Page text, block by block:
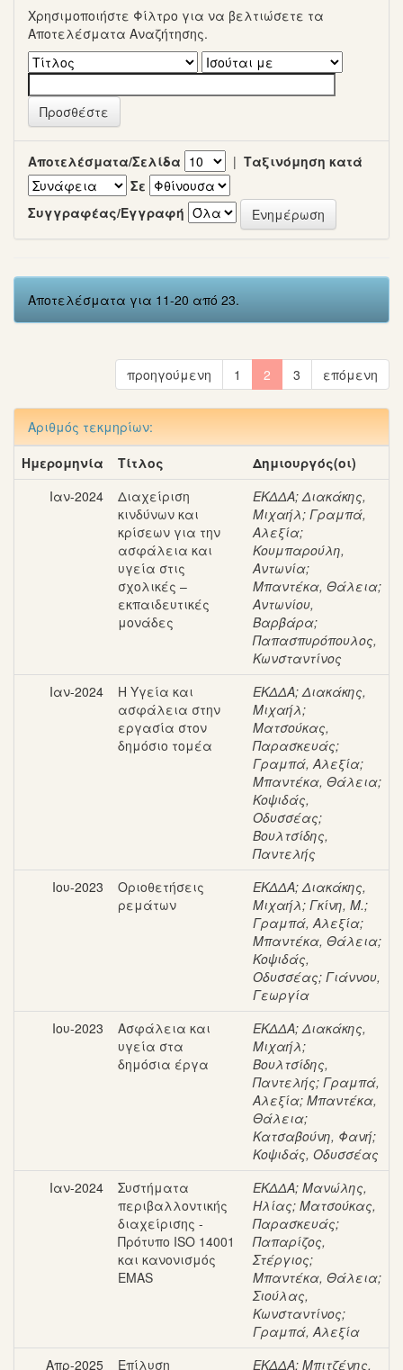
Χρησιμοποιήστε Φίλτρο για να βελτιώσετε τα
Αποτελέσματα Αναζήτησης.
Αποτελέσματα/Σελίδα | Ταξινόμηση κατά
Σε
Συγγραφέας/Εγγραφή
Αποτελέσματα για 11-20 από 23.
προηγούμενη 1 2 3 επόμενη
Αριθμός τεκμηρίων:
Ημερομηνία
Τίτλος
Δημιουργός(οι)
Ιαν-2024
Διαχείριση
κινδύνων και
κρίσεων για την
ασφάλεια και
υγεία στις
σχολικές –
εκπαιδευτικές
μονάδες
ΕΚΔΔΑ;Διακάκης,
Μιχαήλ; Γραμπά,
Αλεξία;
Κουμπαρούλη,
Αντωνία;
Μπαντέκα, Θάλεια;
Αντωνίου,
Βαρβάρα;
Παπασπυρόπουλος,
Κωνσταντίνος
Ιαν-2024
Η Υγεία και
ασφάλεια στην
εργασία στον
δημόσιο τομέα
ΕΚΔΔΑ;Διακάκης,
Μιχαήλ;
Ματσούκας,
Παρασκευάς;
Γραμπά, Αλεξία;
Μπαντέκα, Θάλεια;
Κοψιδάς,
Οδυσσέας;
Βουλτσίδης,
Παντελής
Ιου-2023
Οριοθετήσεις
ρεμάτων
ΕΚΔΔΑ;Διακάκης,
Μιχαήλ; Γκίνη, Μ.;
Γραμπά, Αλεξία;
Μπαντέκα, Θάλεια;
Κοψιδάς,
Οδυσσέας; Γιάννου,
Γεωργία
Ιου-2023
Ασφάλεια και
υγεία στα
δημόσια έργα
ΕΚΔΔΑ;Διακάκης,
Μιχαήλ;
Βουλτσίδης,
Παντελής; Γραμπά,
Αλεξία; Μπαντέκα,
Θάλεια;
Κατσαβούνη, Φανή;
Κοψιδάς, Οδυσσέας
Ιαν-2024
Συστήματα
περιβαλλοντικής
διαχείρισης -
Πρότυπο ISO 14001
και κανονισμός
EMAS
ΕΚΔΔΑ; Μανώλης,
Ηλίας; Ματσούκας,
Παρασκευάς;
Παπαρίζος,
Στέργιος;
Μπαντέκα, Θάλεια;
Σιούλας,
Κωνσταντίνος;
Γραμπά, Αλεξία
Απρ-2025
Επίλυση ΕΚΔΔΑ; Μπιτζένης,